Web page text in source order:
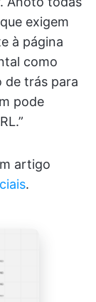
exigem
à página
como
de trás para
pode
artigo
.